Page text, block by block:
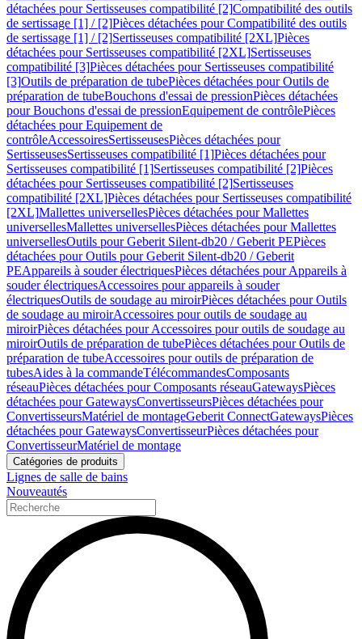
détachées pour Sertisseuses compatibilité [2]Compatibilité des outils
de sertissage [1] / [2]Pièces détachées pour Compatibilité des outils
de sertissage [1] / [2]Sertisseuses compatibilité [2XL]Pièces
détachées pour Sertisseuses compatibilité [2XL]Sertisseuses
compatibilité [3]Pièces détachées pour Sertisseuses compatibilité
[3]Outils de préparation de tubePièces détachées pour Outils de
préparation de tubeBouchons d'essai de pressionPièces détachées
pour Bouchons d'essai de pressionEquipement de contrôlePièces
détachées pour Equipement de
contrôleAccessoiresSertisseusesPièces détachées pour
SertisseusesSertisseuses compatibilité [1]Pièces détachées pour
Sertisseuses compatibilité [1]Sertisseuses compatibilité [2]Pièces
détachées pour Sertisseuses compatibilité [2]Sertisseuses
compatibilité [2XL]Pièces détachées pour Sertisseuses compatibilité
[2XL]Mallettes universellesPièces détachées pour Mallettes
universellesMallettes universellesPièces détachées pour Mallettes
universellesOutils pour Geberit Silent-db20 / Geberit PEPièces
détachées pour Outils pour Geberit Silent-db20 / Geberit
PEAppareils à souder électriquesPièces détachées pour Appareils à
souder électriquesAccessoires pour appareils à souder
électriquesOutils de soudage au miroirPièces détachées pour Outils
de soudage au miroirAccessoires pour outils de soudage au
miroirPièces détachées pour Accessoires pour outils de soudage au
miroirOutils de préparation de tubePièces détachées pour Outils de
préparation de tubeAccessoires pour outils de préparation de
tubesAides à la commandeTélécommandesComposants
réseauPièces détachées pour Composants réseauGatewaysPièces
détachées pour GatewaysConvertisseursPièces détachées pour
ConvertisseursMatériel de montageGeberit ConnectGatewaysPièces
détachées pour GatewaysConvertisseurPièces détachées pour
ConvertisseurMatériel de montage
Catégories de produits
Lignes de salle de bains
Nouveautés